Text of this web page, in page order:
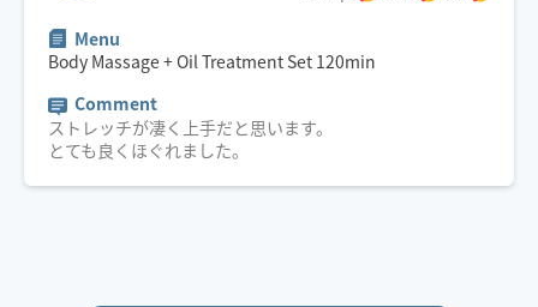
Menu
Body Massage + Oil Treatment Set 120min
Comment
ストレッチが凄く上手だと思います。
とても良くほぐれました。